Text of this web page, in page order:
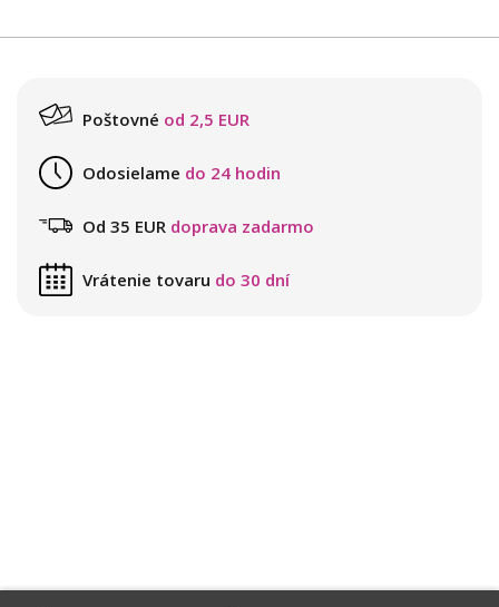
Poštovné od 2,5 EUR
Odosielame do 24 hodin
Od 35 EUR doprava zadarmo
Vrátenie tovaru do 30 dní